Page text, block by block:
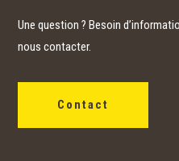
Une question ? Besoin
nous contacter.
Contact